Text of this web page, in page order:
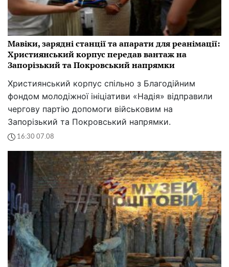
Мавіки, зарядні станції та апарати для реанімації:
Християнський корпус передав вантаж на
Запорізький та Покровський напрямки
Християнський корпус спільно з Благодійним
фондом молодіжної ініціативи «Надія» відправили
чергову партію допомоги військовим на
Запорізький та Покровський напрямки.
16:30 07.08